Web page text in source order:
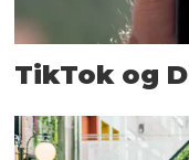
TikTok og